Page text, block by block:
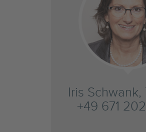
Iris Schwank,
+49 671